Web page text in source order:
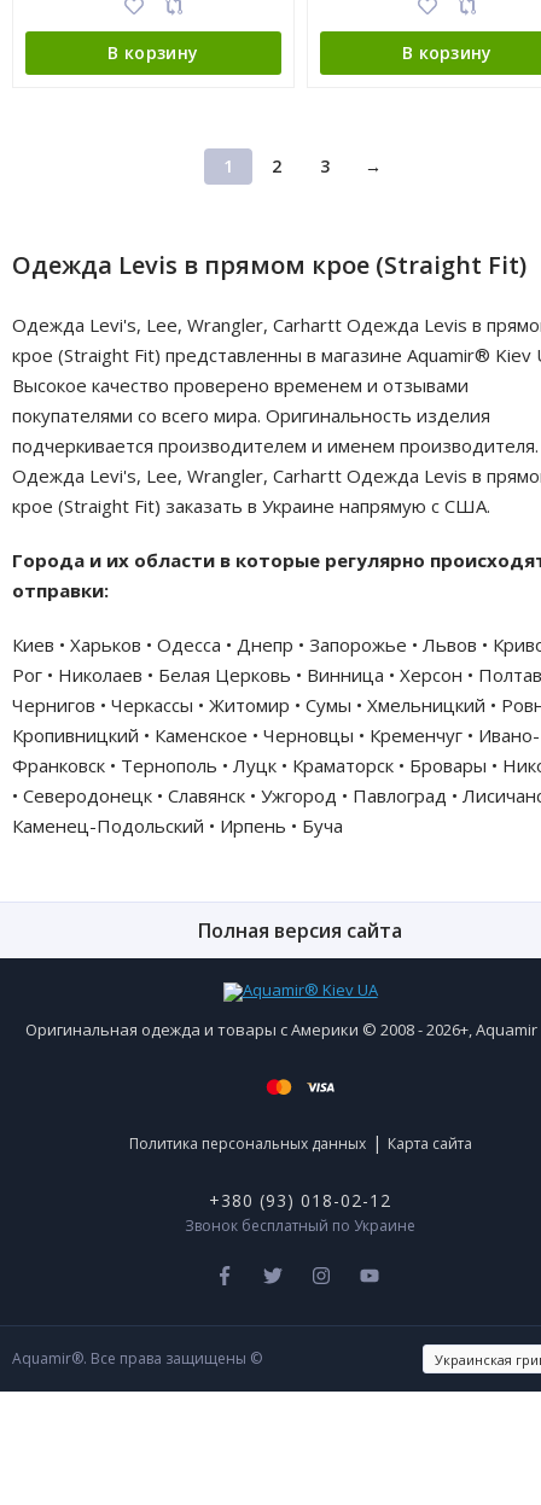
В корзину В корзину
1 2 3 →
Одежда Levis в прямом крое (Straight Fit)
Одежда Levi's, Lee, Wrangler, Carhartt Одежда Levis в
крое (Straight Fit) представленны в магазине Aquamir® Kiev
Высокое качество проверено временем и отзывами
покупателями со всего мира. Оригинальность изделия
подчеркивается производителем и именем производителя.
Одежда Levi's, Lee, Wrangler, Carhartt Одежда Levis в
крое (Straight Fit) заказать в Украине напрямую с США.
Города и их области в которые регулярно
отправки:
Киев • Харьков • Одесса • Днепр • Запорожье • Львов •
Рог • Николаев • Белая Церковь • Винница • Херсон •
Чернигов • Черкассы • Житомир • Сумы • Хмельницкий •
Кропивницкий • Каменское • Черновцы • Кременчуг • Ивано-
Франковск • Тернополь • Луцк • Краматорск • Бровары •
• Северодонецк • Славянск • Ужгород • Павлоград •
Каменец-Подольский • Ирпень • Буча
Полная версия сайта
Оригинальная одежда и товары с Америки © 2008 - 2026+,
Политика персональных данных | Карта сайта
+380 (93) 018-02-12
Звонок бесплатный по Украине
Aquamir®. Все права защищены ©